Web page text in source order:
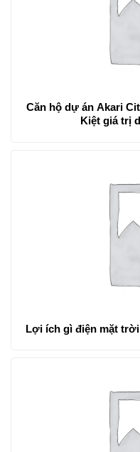
Căn hộ dự án Akari
Kiệt giá trị
Lợi ích gì điện mặt